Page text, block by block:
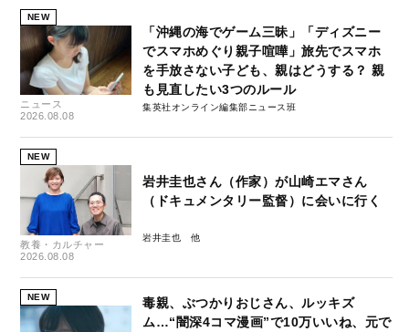
NEW
ニュース
2026.08.08
「沖縄の海でゲーム三昧」「ディズニー
でスマホめぐり親子喧嘩」旅先でスマホ
を手放さない子ども、親はどうする？ 親
も見直したい3つのルール
集英社オンライン編集部ニュース班
NEW
教養・カルチャー
2026.08.08
岩井圭也さん（作家）が山崎エマさん
（ドキュメンタリー監督）に会いに行く
岩井圭也
NEW
毒親、ぶつかりおじさん、ルッキズ
ム…“闇深4コマ漫画”で10万いいね、元で